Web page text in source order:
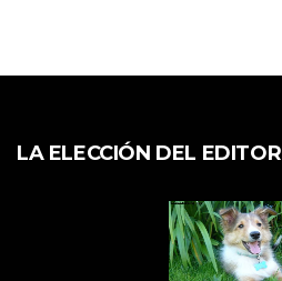
LA ELECCIÓN DEL EDITOR